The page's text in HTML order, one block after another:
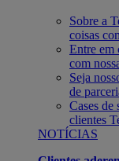
Sobre a
coisas
Entre em
com
Seja
de
Cases de
clientes
NOTÍCIAS